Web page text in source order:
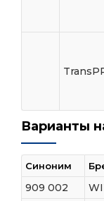
Варианты
Синоним
909 002